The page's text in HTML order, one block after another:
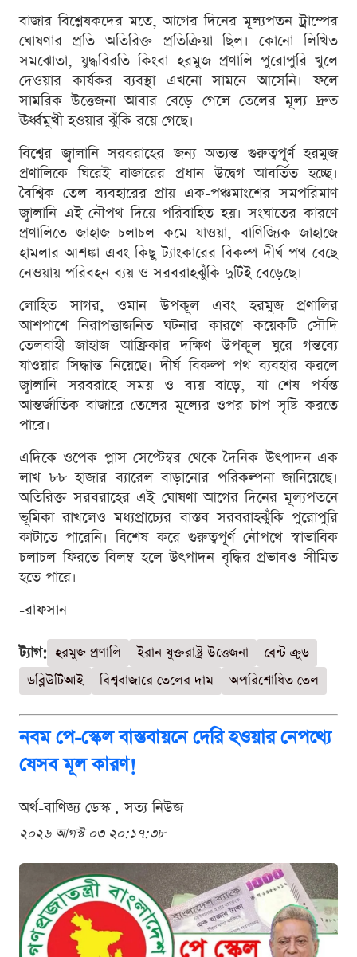
বাজার বিশ্লেষকদের মতে, আগের দিনের মূল্যপতন ট্রাম্পের
ঘোষণার প্রতি অতিরিক্ত প্রতিক্রিয়া ছিল। কোনো লিখিত
সমঝোতা, যুদ্ধবিরতি কিংবা হরমুজ প্রণালি পুরোপুরি খুলে
দেওয়ার কার্যকর ব্যবস্থা এখনো সামনে আসেনি। ফলে
সামরিক উত্তেজনা আবার বেড়ে গেলে তেলের মূল্য দ্রুত
ঊর্ধ্বমুখী হওয়ার ঝুঁকি রয়ে গেছে।
বিশ্বের জ্বালানি সরবরাহের জন্য অত্যন্ত গুরুত্বপূর্ণ হরমুজ
প্রণালিকে ঘিরেই বাজারের প্রধান উদ্বেগ আবর্তিত হচ্ছে।
বৈশ্বিক তেল ব্যবহারের প্রায় এক-পঞ্চমাংশের সমপরিমাণ
জ্বালানি এই নৌপথ দিয়ে পরিবাহিত হয়। সংঘাতের কারণে
প্রণালিতে জাহাজ চলাচল কমে যাওয়া, বাণিজ্যিক জাহাজে
হামলার আশঙ্কা এবং কিছু ট্যাংকারের বিকল্প দীর্ঘ পথ বেছে
নেওয়ায় পরিবহন ব্যয় ও সরবরাহঝুঁকি দুটিই বেড়েছে।
লোহিত সাগর, ওমান উপকূল এবং হরমুজ প্রণালির
আশপাশে নিরাপত্তাজনিত ঘটনার কারণে কয়েকটি সৌদি
তেলবাহী জাহাজ আফ্রিকার দক্ষিণ উপকূল ঘুরে গন্তব্যে
যাওয়ার সিদ্ধান্ত নিয়েছে। দীর্ঘ বিকল্প পথ ব্যবহার করলে
জ্বালানি সরবরাহে সময় ও ব্যয় বাড়ে, যা শেষ পর্যন্ত
আন্তর্জাতিক বাজারে তেলের মূল্যের ওপর চাপ সৃষ্টি করতে
পারে।
এদিকে ওপেক প্লাস সেপ্টেম্বর থেকে দৈনিক উৎপাদন এক
লাখ ৮৮ হাজার ব্যারেল বাড়ানোর পরিকল্পনা জানিয়েছে।
অতিরিক্ত সরবরাহের এই ঘোষণা আগের দিনের মূল্যপতনে
ভূমিকা রাখলেও মধ্যপ্রাচ্যের বাস্তব সরবরাহঝুঁকি পুরোপুরি
কাটাতে পারেনি। বিশেষ করে গুরুত্বপূর্ণ নৌপথে স্বাভাবিক
চলাচল ফিরতে বিলম্ব হলে উৎপাদন বৃদ্ধির প্রভাবও সীমিত
হতে পারে।
-রাফসান
ট্যাগ: হরমুজ প্রণালি ইরান যুক্তরাষ্ট্র উত্তেজনা
ব্রেন্ট ক্রুড
ডব্লিউটিআই
বিশ্ববাজারে তেলের দাম অপরিশোধিত তেল
নবম পে-স্কেল বাস্তবায়নে দেরি হওয়ার নেপথ্যে
যেসব মূল কারণ!
অর্থ-বাণিজ্য ডেস্ক . সত্য নিউজ
২০২৬ আগস্ট ০৩ ২০:১৭:৩৮